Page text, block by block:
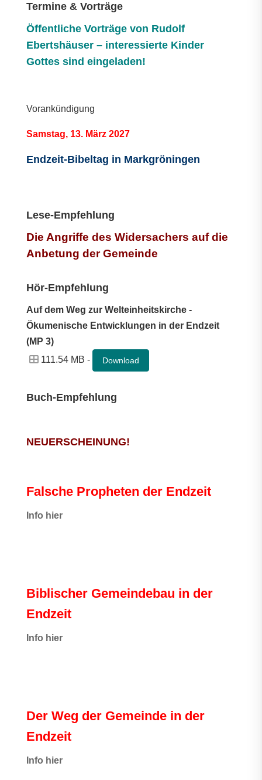
Termine & Vorträge
Öffentliche Vorträge von Rudolf
Ebertshäuser – interessierte Kinder
Gottes sind eingeladen!
Vorankündigung
Samstag, 13. März 2027
Endzeit-Bibeltag in Markgröningen
Lese-Empfehlung
Die Angriffe des Widersachers auf die
Anbetung der Gemeinde
Hör-Empfehlung
Auf dem Weg zur Welteinheitskirche -
Ökumenische Entwicklungen in der Endzeit
(MP 3)
111.54 MB -
Download
Buch-Empfehlung
NEUERSCHEINUNG!
Falsche Propheten der Endzeit
nfo hier
Biblischer Gemeindebau in der
Endzeit
Info hier
Der Weg der Gemeinde in der
Endzeit
Info hier